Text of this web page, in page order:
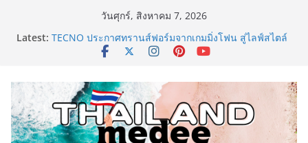
วันศุกร์, สิงหาคม 7, 2026
Latest: เหิงลี่ แมนูแฟคเจอริ่ง เทคโนโลยี (ไทยแลนด์) เปิดโรงงาน
แห่งใหม่ในชลบุรี เดินหน้าขยายฐานการผลิตสู่เอเชียตะวัน
TECNO ประกาศทรานส์ฟอร์มจากเกมมิ่งโฟน สู่ไลฟ์สไตล์
แฟชั่นไอเท็ม เสิร์ฟใหญ่ปักหมุดแลนมาร์คใหม่กลางสถานี
MRT วาง POVA 8 Series จุดเริ่มต้นครั้งสำคัญ
ครั้งแรกของอุตสาหกรรมสีไทย นิปปอนเพนต์ผนึก 6 พันธ
มิตรโมเดิร์นเทรดชั้นนำ นำร่องเปิดตัว “NIPPON PAINT